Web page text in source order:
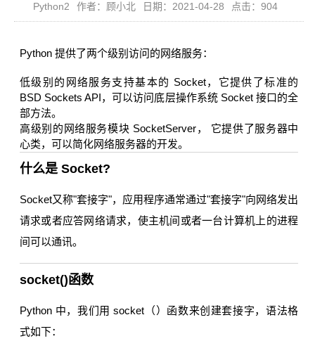
Python2 作者：顾小北 日期：2021-04-28 点击：904
Python 提供了两个级别访问的网络服务：
低级别的网络服务支持基本的 Socket，它提供了标准的
BSD Sockets API，可以访问底层操作系统 Socket 接口的全
部方法。
高级别的网络服务模块 SocketServer， 它提供了服务器中
心类，可以简化网络服务器的开发。
什么是 Socket?
Socket又称"套接字"，应用程序通常通过"套接字"向网络发出
请求或者应答网络请求，使主机间或者一台计算机上的进程
间可以通讯。
socket()函数
Python 中，我们用 socket（）函数来创建套接字，语法格
式如下：